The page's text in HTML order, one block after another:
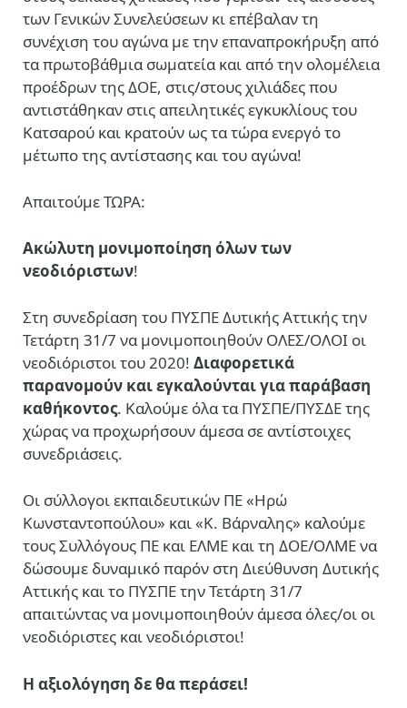
των Γενικών Συνελεύσεων κι επέβαλαν τη
συνέχιση του αγώνα με την επαναπροκήρυξη από
τα πρωτοβάθμια σωματεία και από την ολομέλεια
προέδρων της ΔΟΕ, στις/στους χιλιάδες που
αντιστάθηκαν στις απειλητικές εγκυκλίους του
Κατσαρού και κρατούν ως τα τώρα ενεργό το
μέτωπο της αντίστασης και του αγώνα!
Απαιτούμε ΤΩΡΑ:
Ακώλυτη μονιμοποίηση όλων των
νεοδιόριστων!
Στη συνεδρίαση του ΠΥΣΠΕ Δυτικής Αττικής την
Τετάρτη 31/7 να μονιμοποιηθούν ΟΛΕΣ/ΟΛΟΙ οι
νεοδιόριστοι του 2020! Διαφορετικά
παρανομούν και εγκαλούνται για παράβαση
καθήκοντος. Καλούμε όλα τα ΠΥΣΠΕ/ΠΥΣΔΕ της
χώρας να προχωρήσουν άμεσα σε αντίστοιχες
συνεδριάσεις.
Οι σύλλογοι εκπαιδευτικών ΠΕ «Ηρώ
Κωνσταντοπούλου» και «Κ. Βάρναλης» καλούμε
τους Συλλόγους ΠΕ και ΕΛΜΕ και τη ΔΟΕ/ΟΛΜΕ να
δώσουμε δυναμικό παρόν στη Διεύθυνση Δυτικής
Αττικής και το ΠΥΣΠΕ την Τετάρτη 31/7
απαιτώντας να μονιμοποιηθούν άμεσα όλες/οι οι
νεοδιόριστες και νεοδιόριστοι!
Η αξιολόγηση δε θα περάσει!